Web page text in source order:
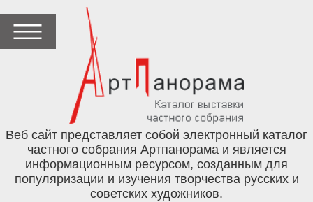
Веб сайт представляет собой электронный каталог
частного собрания Артпанорама и является
информационным ресурсом, созданным для
популяризации и изучения творчества русских и
советских художников.